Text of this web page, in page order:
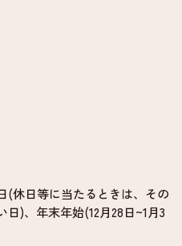
(休日等に当たるときは、その
日)、年末年始(12月28日~1月3